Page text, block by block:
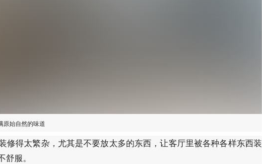
原始自然的味道
修得太繁杂，尤其是不要放太多的东西，让客厅里被各种各样东西装
服。